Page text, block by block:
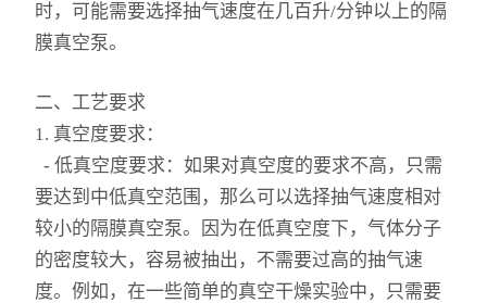
摇床
聚四氟乙烯
紫外分析仪
仪器、真空推车
时，可能需要选择抽气速度在几百升/分钟以上的隔
膜真空泵。
二、工艺要求
1. 真空度要求：
- 低真空度要求：如果对真空度的要求不高，只需
要达到中低真空范围，那么可以选择抽气速度相对
较小的隔膜真空泵。因为在低真空度下，气体分子
的密度较大，容易被抽出，不需要过高的抽气速
度。例如，在一些简单的真空干燥实验中，只需要